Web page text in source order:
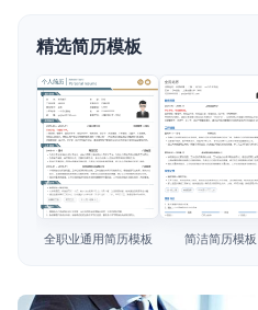
AI 模拟面试
面试自我介绍
AI 职场工具 New
简历模板
简历教程
精选简历模板
查看模板
全职业通用简历模板
查看模板
简洁简历模板